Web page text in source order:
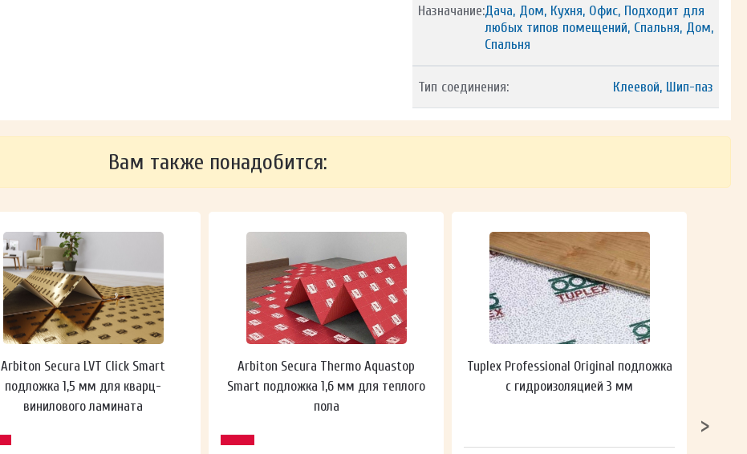
Назначание:Дача, Дом, Кухня, Офис, Подходит для
любых типов помещений, Спальня, Дом,
Спальня
Тип соединения: Клеевой, Шип-паз
Вам также понадобится:
Arbiton Secura LVT Click Smart
подложка 1,5 мм для кварц-
винилового ламината
Arbiton Secura Thermo Aquastop
Smart подложка 1,6 мм для теплого
пола
Tuplex Professional Original подложка
с гидроизоляцией 3 мм